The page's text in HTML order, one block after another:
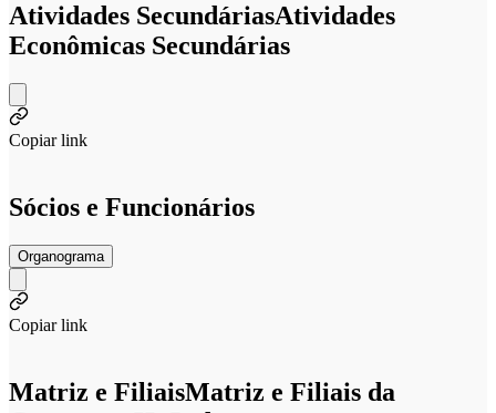
Atividades SecundáriasAtividades
Econômicas Secundárias
Copiar link
Sócios e Funcionários
Organograma
Copiar link
Matriz e FiliaisMatriz e Filiais da